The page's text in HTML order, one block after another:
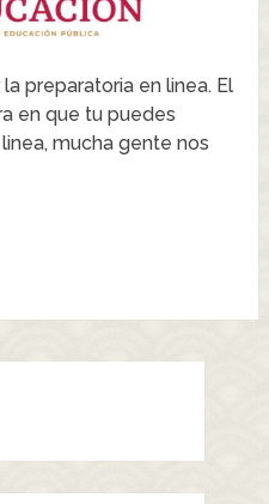
preparatoria en linea. El
en que tu puedes
mucha gente nos